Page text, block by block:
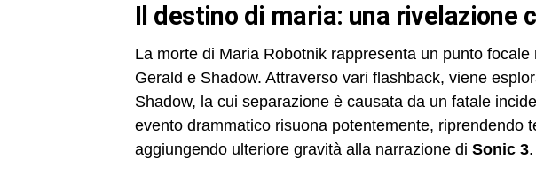
il destino di maria: una rivelazione
La morte di Maria Robotnik rappresenta un punto
Gerald e Shadow. Attraverso vari flashback, viene
Shadow, la cui separazione è causata da un fatale
evento drammatico risuona potentemente, riprendendo
aggiungendo ulteriore gravità alla narrazione di Sonic 3.